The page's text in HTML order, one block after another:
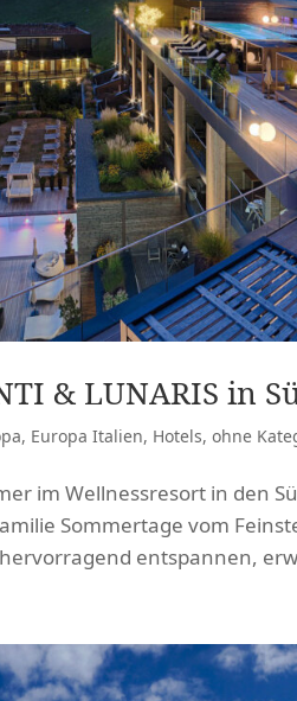
& LUNARIS in
, Europa Italien, Hotels,ohne
im Wellnessresort in den
Sommertage vom
entspannen,